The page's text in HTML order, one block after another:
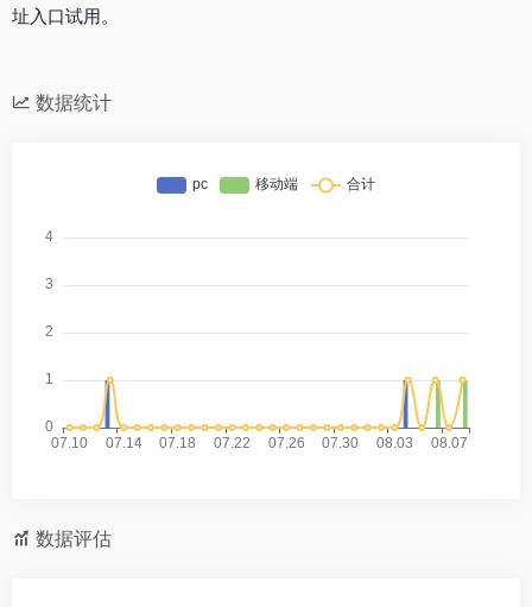
址入口试用。
数据统计
数据评估